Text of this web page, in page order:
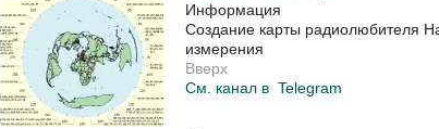
Информация
Создание карты радиолюбителя
измерения
Вверх
См. канал в Telegram